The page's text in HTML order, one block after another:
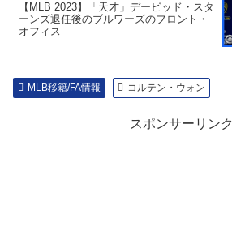
【MLB 2023】「天才」デービッド・スタ
ーンズ退任後のブルワーズのフロント・
オフィス
MLB移籍/FA情報 コルテン・ウォン
スポンサーリンク